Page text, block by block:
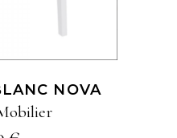
NOVA